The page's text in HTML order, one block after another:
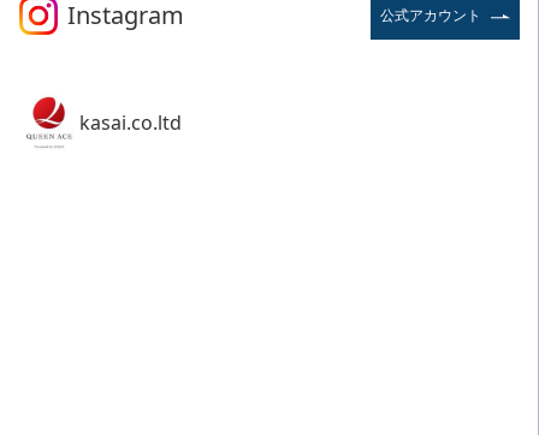
Instagram 公式アカウント
kasai.co.ltd